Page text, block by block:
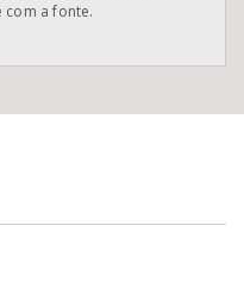
a fonte.